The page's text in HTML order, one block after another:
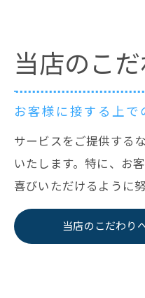
当店のこだ
お客様に接する上で
サービスをご提供する
いたします。特に、お
喜びいただけるように
当店のこだわり